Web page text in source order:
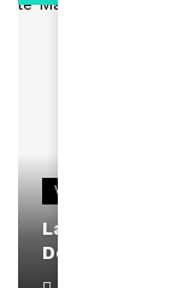
VIDEOS
La rubrique
Docteur